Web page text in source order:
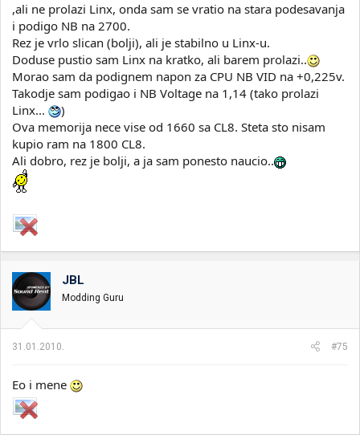
,ali ne prolazi Linx, onda sam se vratio na stara podesavanja
i podigo NB na 2700.
Rez je vrlo slican (bolji), ali je stabilno u Linx-u.
Doduse pustio sam Linx na kratko, ali barem prolazi..
Morao sam da podignem napon za CPU NB VID na +0,225v.
Takodje sam podigao i NB Voltage na 1,14 (tako prolazi
Linx...
)
Ova memorija nece vise od 1660 sa CL8. Steta sto nisam
kupio ram na 1800 CL8.
Ali dobro, rez je bolji, a ja sam ponesto naucio..
JBL
Modding Guru
31.01.2010. #75
Eo i mene